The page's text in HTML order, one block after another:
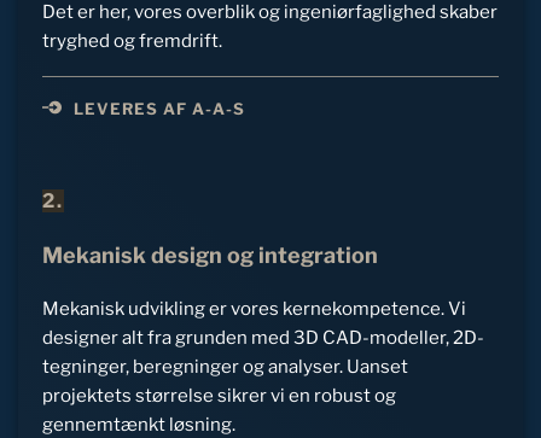
Det er her, vores overblik og ingeniørfaglighed skaber
tryghed og fremdrift.
LEVERES AF A-A-S
2.
Mekanisk design og integration
Mekanisk udvikling er vores kernekompetence. Vi
designer alt fra grunden med 3D CAD-modeller, 2D-
tegninger, beregninger og analyser. Uanset
projektets størrelse sikrer vi en robust og
gennemtænkt løsning.